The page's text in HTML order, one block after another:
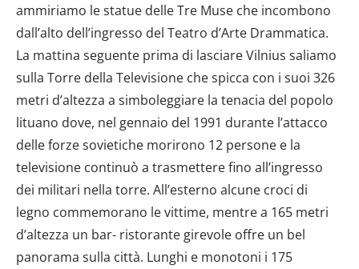
ammiriamo le statue delle Tre Muse che incombono
dall’alto dell’ingresso del Teatro d’Arte Drammatica.
La mattina seguente prima di lasciare Vilnius saliamo
sulla Torre della Televisione che spicca con i suoi 326
metri d’altezza a simboleggiare la tenacia del popolo
lituano dove, nel gennaio del 1991 durante l’attacco
delle forze sovietiche morirono 12 persone e la
televisione continuò a trasmettere fino all’ingresso
dei militari nella torre. All’esterno alcune croci di
legno commemorano le vittime, mentre a 165 metri
d’altezza un bar- ristorante girevole offre un bel
panorama sulla città. Lunghi e monotoni i 175